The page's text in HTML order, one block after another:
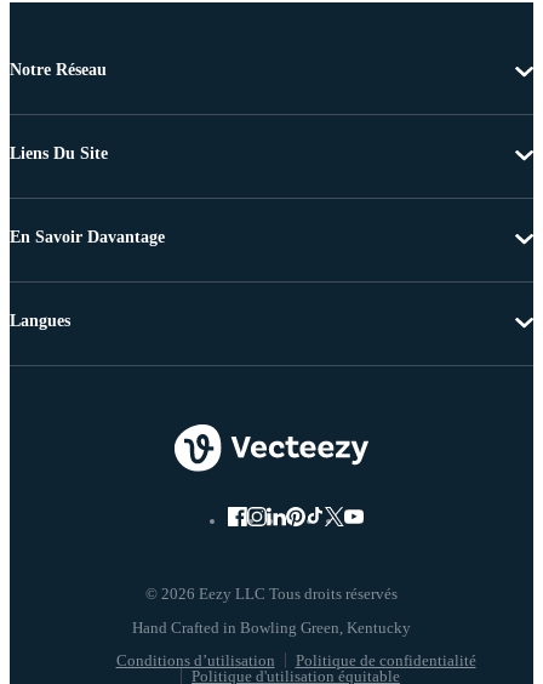
Notre Réseau
Liens Du Site
En Savoir Davantage
© 2026 Eezy LLC Tous droits réservés
Conditions d’utilisation
Politique de confidentialité
Politique d'utilisation équitable
Langues